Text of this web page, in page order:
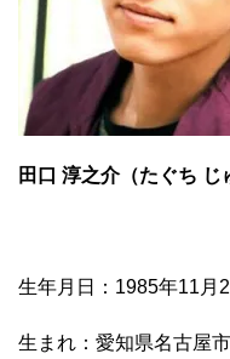
田口 淳之介（たぐち じ
生年月日：1985年11月
生まれ：愛知県名古屋市